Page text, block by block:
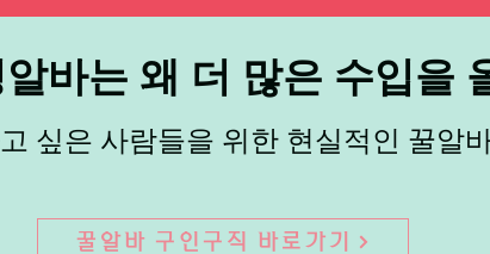
바는 왜 더 많은 수입을
싶은 사람들을 위한 현실적인 꿀알
꿀알바 구인구직 바로가기